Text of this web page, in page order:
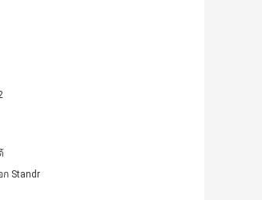
ก Standr